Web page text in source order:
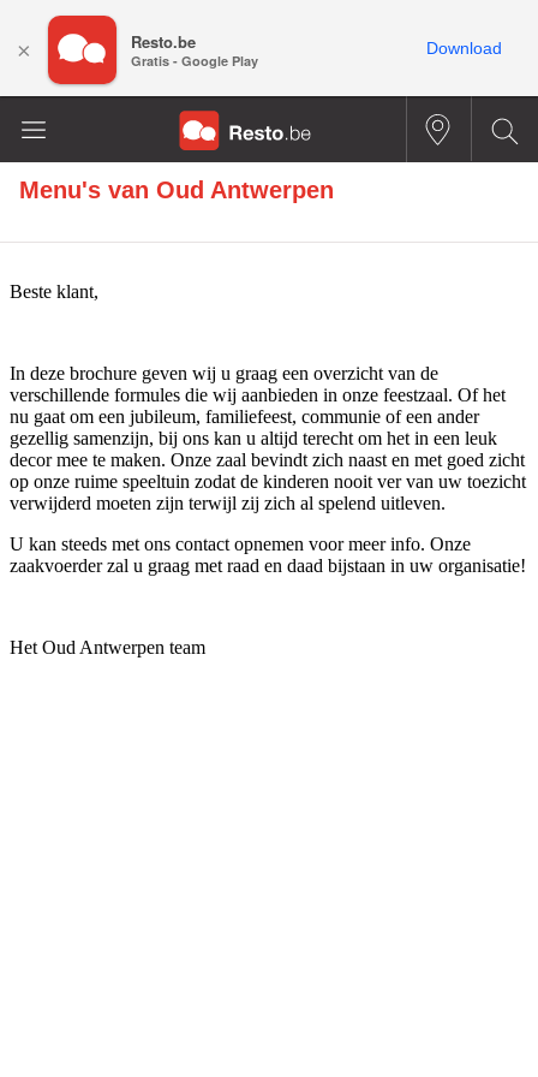
Menu's van Oud Antwerpen
× Resto.be
Gratis - Google Play
Download